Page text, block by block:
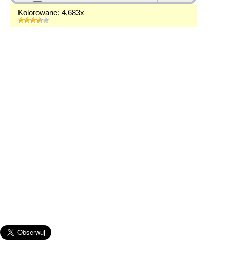
Kolorowane: 4,683x